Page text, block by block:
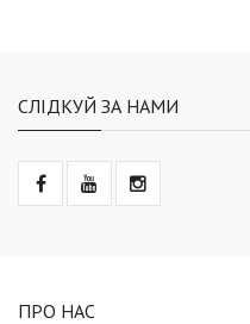
СЛІДКУЙ ЗА НАМИ
ПРО НАС